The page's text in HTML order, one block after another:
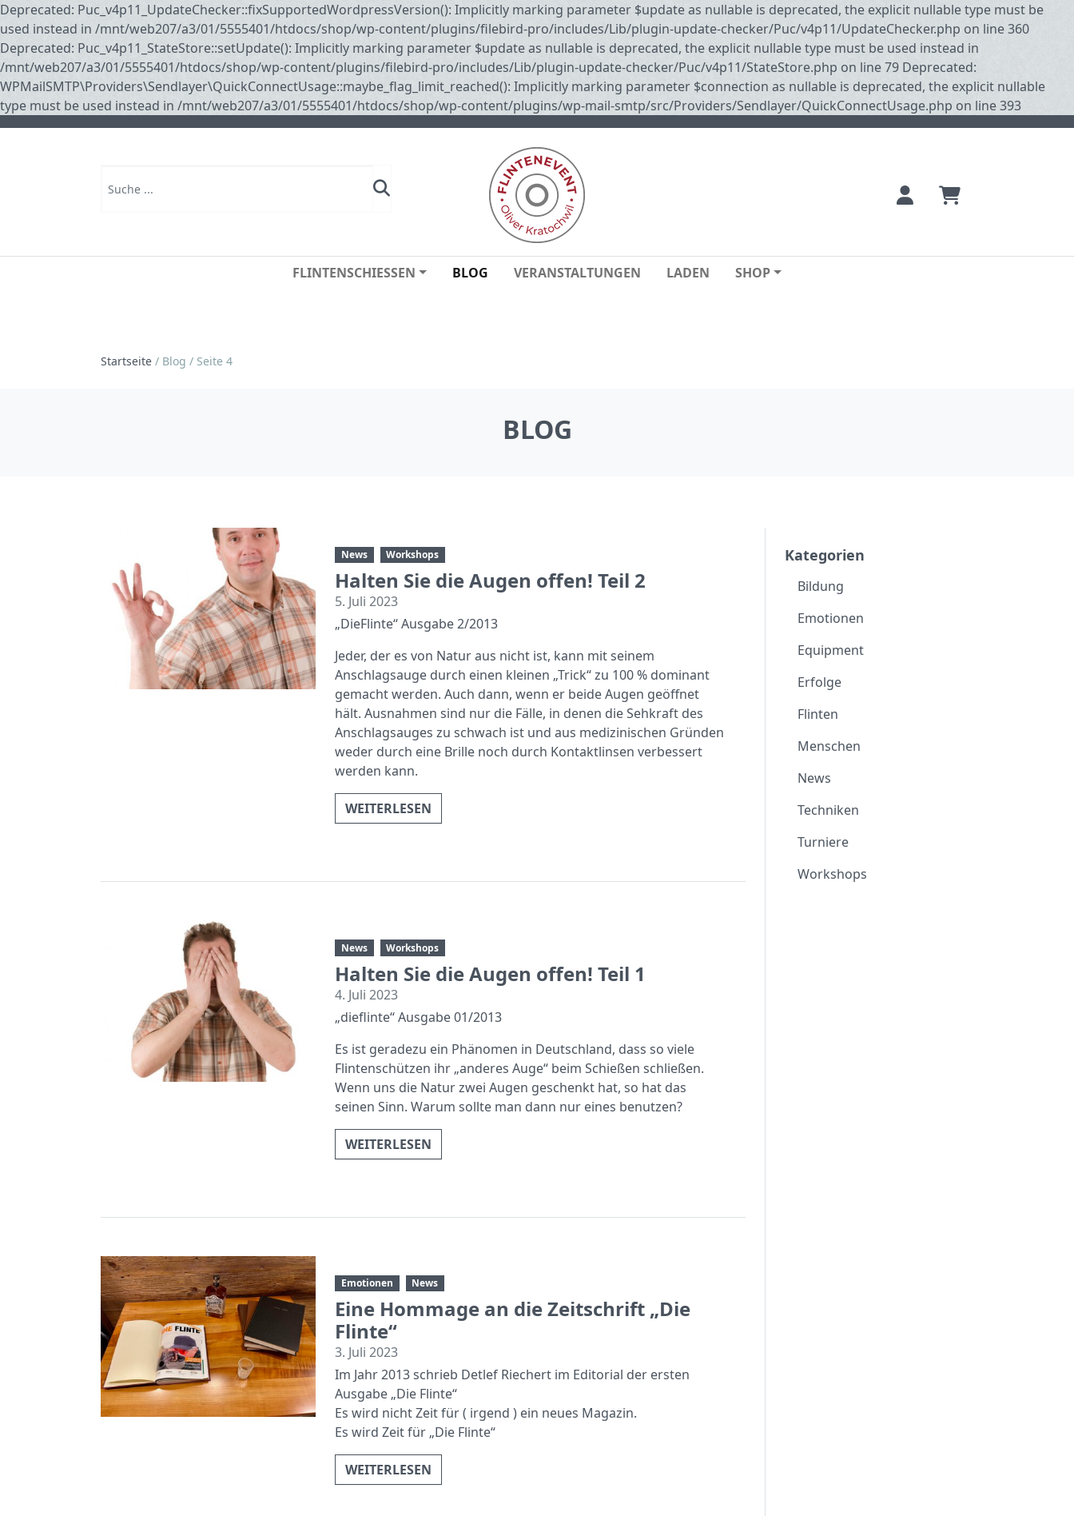
Deprecated: Puc_v4p11_UpdateChecker::fixSupportedWordpressVersion(): Implicitly marking parameter $update as nullable is deprecated, the explicit nullable type must be
used instead in /mnt/web207/a3/01/5555401/htdocs/shop/wp-content/plugins/filebird-pro/includes/Lib/plugin-update-checker/Puc/v4p11/UpdateChecker.php on line 360
Deprecated: Puc_v4p11_StateStore::setUpdate(): Implicitly marking parameter $update as nullable is deprecated, the explicit nullable type must be used instead in
/mnt/web207/a3/01/5555401/htdocs/shop/wp-content/plugins/filebird-pro/includes/Lib/plugin-update-checker/Puc/v4p11/StateStore.php on line 79 Deprecated:
WPMailSMTP\Providers\Sendlayer\QuickConnectUsage::maybe_flag_limit_reached(): Implicitly marking parameter $connection as nullable is deprecated, the explicit nullable
type must be used instead in /mnt/web207/a3/01/5555401/htdocs/shop/wp-content/plugins/wp-mail-smtp/src/Providers/Sendlayer/QuickConnectUsage.php on line 393
FLINTENSCHIESSEN BLOG VERANSTALTUNGEN LADEN SHOP
Startseite / Blog / Seite 4
BLOG
News Workshops
Halten Sie die Augen offen! Teil 2
5. Juli 2023
„DieFlinte“ Ausgabe 2/2013
Jeder, der es von Natur aus nicht ist, kann mit seinem
Anschlagsauge durch einen kleinen „Trick“ zu 100 % dominant
gemacht werden. Auch dann, wenn er beide Augen geöffnet
hält. Ausnahmen sind nur die Fälle, in denen die Sehkraft des
Anschlagsauges zu schwach ist und aus medizinischen Gründen
weder durch eine Brille noch durch Kontaktlinsen verbessert
werden kann.
WEITERLESEN
News Workshops
Halten Sie die Augen offen! Teil 1
4. Juli 2023
„dieflinte“ Ausgabe 01/2013
Es ist geradezu ein Phänomen in Deutschland, dass so viele
Flintenschützen ihr „anderes Auge“ beim Schießen schließen.
Wenn uns die Natur zwei Augen geschenkt hat, so hat das
seinen Sinn. Warum sollte man dann nur eines benutzen?
WEITERLESEN
Emotionen News
Eine Hommage an die Zeitschrift „Die
Flinte“
3. Juli 2023
Im Jahr 2013 schrieb Detlef Riechert im Editorial der ersten
Ausgabe „Die Flinte“
Es wird nicht Zeit für ( irgend ) ein neues Magazin.
Es wird Zeit für „Die Flinte“
WEITERLESEN
Kategorien
Bildung
Emotionen
Equipment
Erfolge
Flinten
Menschen
News
Techniken
Turniere
Workshops